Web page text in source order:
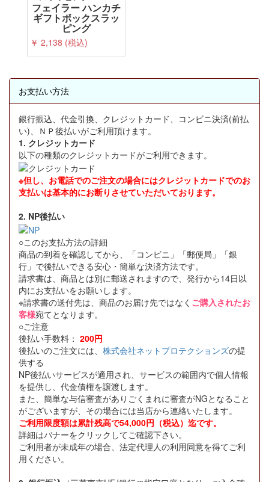
フェイラー ハンカチ
ギフトボックスラッ
ピング
￥ 2,138 (税込)
お支払い方法
銀行振込、代金引換、クレジットカード、コンビニ決済(前払
い)、ＮＰ後払いがご利用頂けます。
1. クレジットカード
以下の種類のクレジットカードがご利用できます。
※但し、お電話でのご注文の場合にはクレジットカードでのお
支払いは基本的にお断りさせていただいております。
2. NP後払い
○このお支払方法の詳細
商品の到着を確認してから、「コンビニ」「郵便局」「銀
行」で後払いできる安心・簡単な決済方法です。
請求書は、商品とは別に郵送されますので、発行から14日以
内にお支払いをお願いします。
※請求書の送付先は、商品のお届け先ではなく ご購入されたお
客様宛てとなります。
○ご注意
後払い手数料： 200円
後払いのご注文には、 株式会社ネットプロテクションズの提
供する
NP後払いサービスが適用され、サービスの範囲内で個人情報
を提供し、代金債権を譲渡します。
また、簡単な与信審査がありごくまれに審査がNGとなること
がございますが、その場合には当店から連絡いたします。
ご利用限度額は累計残高で54,000円（税込）迄です。
詳細はバナーをクリックしてご確認下さい。
ご利用者が未成年の場合、法定代理人の利用同意を得てご利
用ください。